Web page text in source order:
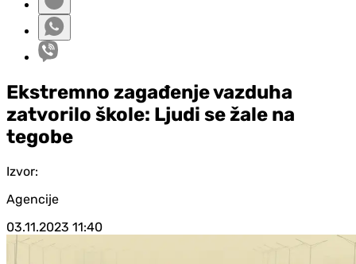
Ekstremno zagađenje vazduha
zatvorilo škole: Ljudi se žale na
tegobe
Izvor:
Agencije
03.11.2023 11:40